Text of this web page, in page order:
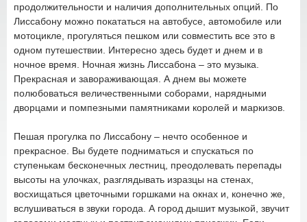
продолжительности и наличия дополнительных опций. По
Лиссабону можно покататься на автобусе, автомобиле или
мотоцикле, прогуляться пешком или совместить все это в
одном путешествии. Интересно здесь будет и днем и в
ночное время. Ночная жизнь Лиссабона – это музыка.
Прекрасная и завораживающая. А днем вы можете
полюбоваться величественными соборами, нарядными
дворцами и помпезными памятниками королей и маркизов.
Пешая прогулка по Лиссабону – нечто особенное и
прекрасное. Вы будете подниматься и спускаться по
ступенькам бесконечных лестниц, преодолевать перепады
высоты на улочках, разглядывать изразцы на стенах,
восхищаться цветочными горшками на окнах и, конечно же,
вслушиваться в звуки города. А город дышит музыкой, звучит